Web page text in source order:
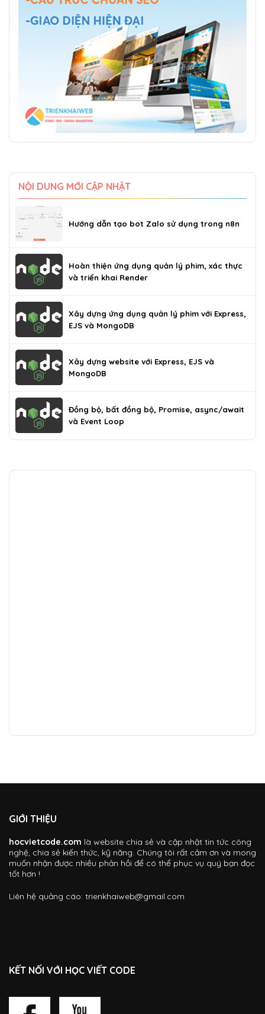
NỘI DUNG MỚI CẬP NHẬT
Hướng dẫn tạo bot Zalo sử dụng trong n8n
Hoàn thiện ứng dụng quản lý phim, xác thực
và triển khai Render
Xây dựng ứng dụng quản lý phim với Express,
EJS và MongoDB
Xây dựng website với Express, EJS và
MongoDB
Đồng bộ, bất đồng bộ, Promise, async/await
và Event Loop
GIỚI THIỆU
hocvietcode.com là website chia sẻ và cập nhật tin tức công
nghệ, chia sẻ kiến thức, kỹ năng. Chúng tôi rất cảm ơn và mong
muốn nhận được nhiều phản hồi để có thể phục vụ quý bạn đọc
tốt hơn !
Liên hệ quảng cáo: trienkhaiweb@gmail.com
KẾT NỐI VỚI HỌC VIẾT CODE